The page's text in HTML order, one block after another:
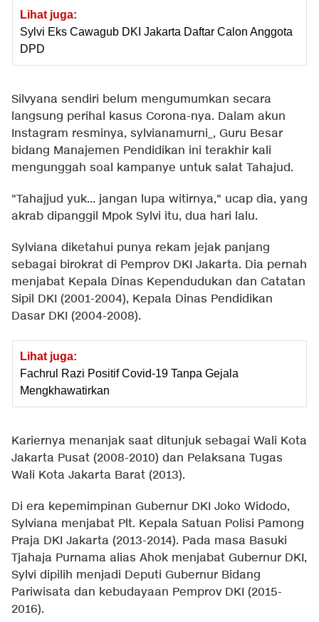
Lihat juga:
Sylvi Eks Cawagub DKI Jakarta Daftar Calon Anggota
DPD
Silvyana sendiri belum mengumumkan secara
langsung perihal kasus Corona-nya. Dalam akun
Instagram resminya, sylvianamurni_, Guru Besar
bidang Manajemen Pendidikan ini terakhir kali
mengunggah soal kampanye untuk salat Tahajud.
"Tahajjud yuk... jangan lupa witirnya," ucap dia, yang
akrab dipanggil Mpok Sylvi itu, dua hari lalu.
Sylviana diketahui punya rekam jejak panjang
sebagai birokrat di Pemprov DKI Jakarta. Dia pernah
menjabat Kepala Dinas Kependudukan dan Catatan
Sipil DKI (2001-2004), Kepala Dinas Pendidikan
Dasar DKI (2004-2008).
Lihat juga:
Fachrul Razi Positif Covid-19 Tanpa Gejala
Mengkhawatirkan
Kariernya menanjak saat ditunjuk sebagai Wali Kota
Jakarta Pusat (2008-2010) dan Pelaksana Tugas
Wali Kota Jakarta Barat (2013).
Di era kepemimpinan Gubernur DKI Joko Widodo,
Sylviana menjabat Plt. Kepala Satuan Polisi Pamong
Praja DKI Jakarta (2013-2014). Pada masa Basuki
Tjahaja Purnama alias Ahok menjabat Gubernur DKI,
Sylvi dipilih menjadi Deputi Gubernur Bidang
Pariwisata dan kebudayaan Pemprov DKI (2015-
2016).